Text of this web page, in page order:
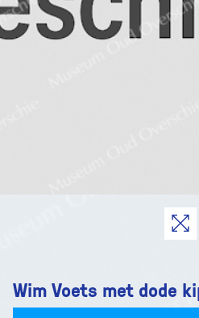
Wim Voets met dode